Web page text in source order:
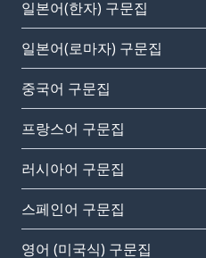
일본어(한자) 구문집
일본어(로마자) 구문집
중국어 구문집
프랑스어 구문집
러시아어 구문집
스페인어 구문집
영어 (미국식) 구문집